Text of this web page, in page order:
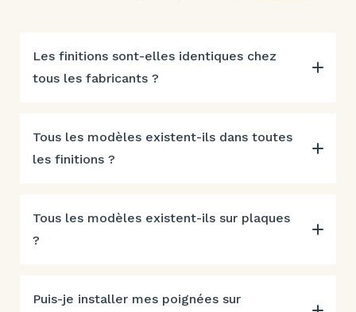
Les finitions sont-elles identiques chez
tous les fabricants ?
Tous les modèles existent-ils dans toutes
les finitions ?
Tous les modèles existent-ils sur plaques
?
Puis-je installer mes poignées sur